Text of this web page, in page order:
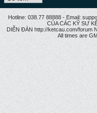
Hotline: 038.77 88888 - Email:
CỦA CÁC KỸ SƯ
DIỄN ĐÀN http://ketcau.com/forum
All times are